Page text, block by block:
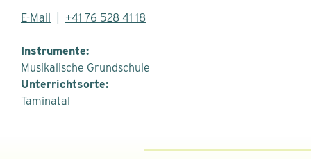
E-Mail +41 76 528 41 18
Instrumente:
Musikalische Grundschule
Unterrichtsorte:
Taminatal